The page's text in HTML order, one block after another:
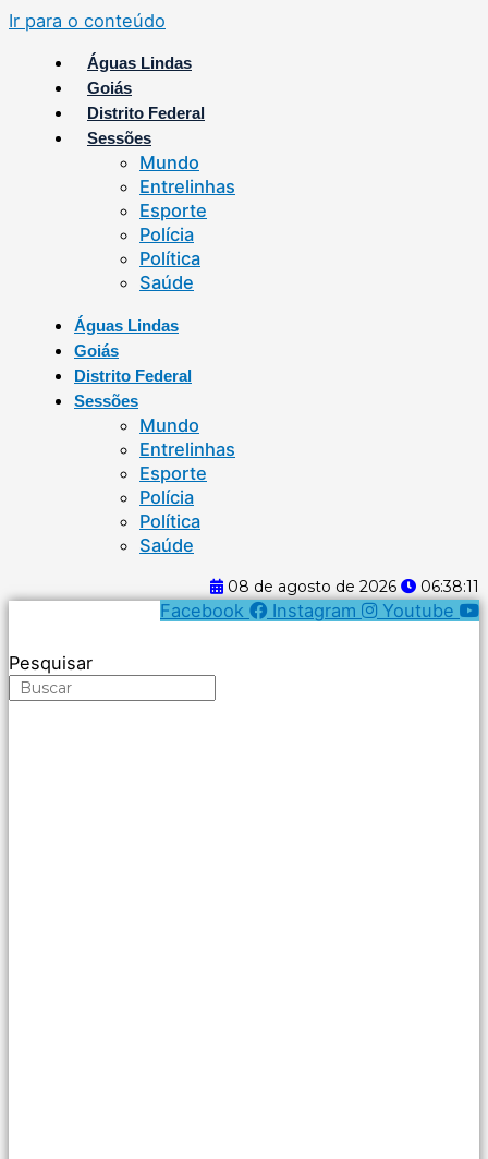
Ir para o conteúdo
Águas Lindas
Goiás
Distrito Federal
Sessões
Mundo
Entrelinhas
Esporte
Polícia
Política
Saúde
Águas Lindas
Goiás
Distrito Federal
Sessões
Mundo
Entrelinhas
Esporte
Polícia
Política
Saúde
08 de agosto de 2026 06:38:11
Facebook Instagram Youtube
Pesquisar